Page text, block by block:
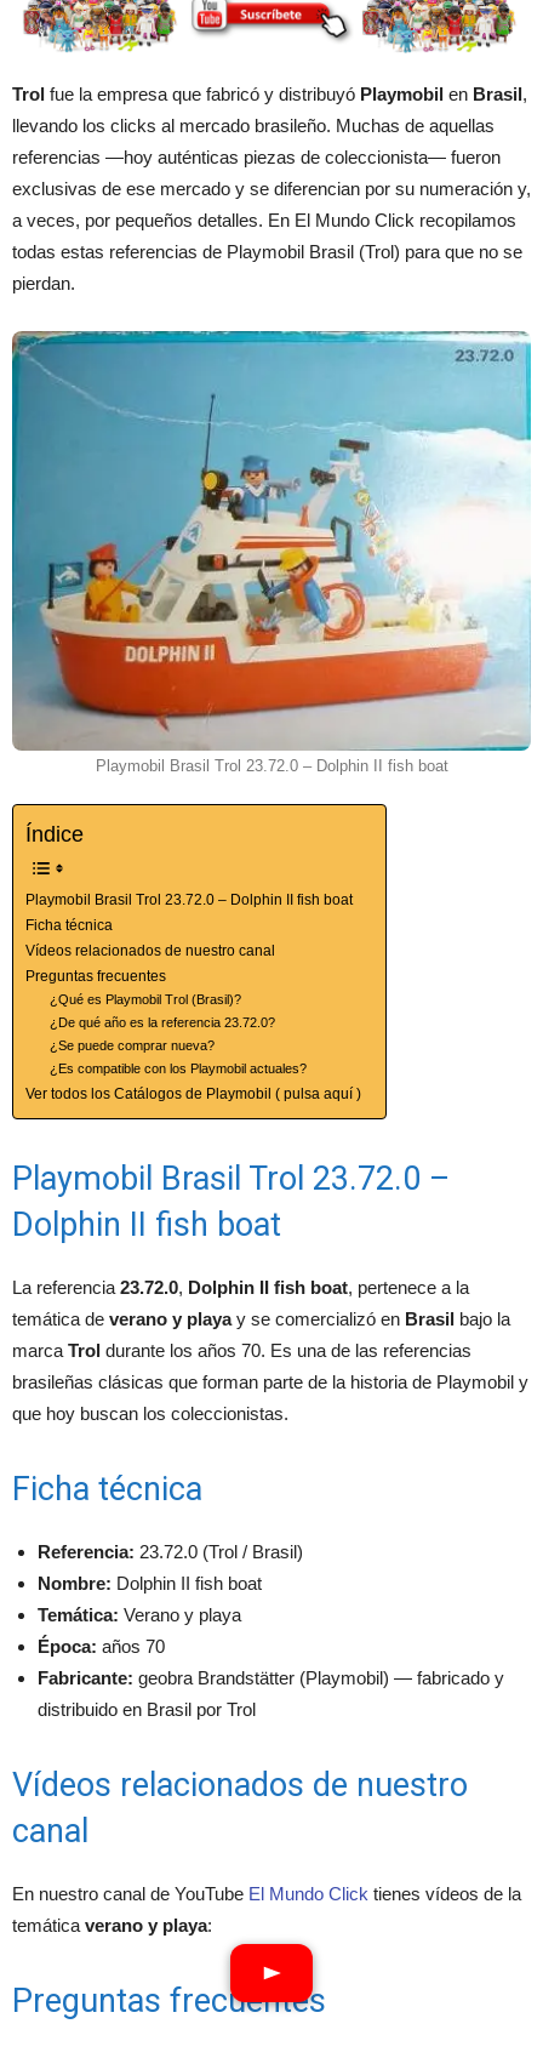
Trol fue la empresa que fabricó y distribuyó Playmobil en Brasil,
llevando los clicks al mercado brasileño. Muchas de aquellas
referencias —hoy auténticas piezas de coleccionista— fueron
exclusivas de ese mercado y se diferencian por su numeración y,
a veces, por pequeños detalles. En El Mundo Click recopilamos
todas estas referencias de Playmobil Brasil (Trol) para que no se
pierdan.
Playmobil Brasil Trol 23.72.0 – Dolphin II fish boat
Índice
Playmobil Brasil Trol 23.72.0 – Dolphin II fish boat
Ficha técnica
Vídeos relacionados de nuestro canal
Preguntas frecuentes
¿Qué es Playmobil Trol (Brasil)?
¿De qué año es la referencia 23.72.0?
¿Se puede comprar nueva?
¿Es compatible con los Playmobil actuales?
Ver todos los Catálogos de Playmobil ( pulsa aquí )
Playmobil Brasil Trol 23.72.0 –
Dolphin II fish boat
La referencia 23.72.0, Dolphin II fish boat, pertenece a la
temática de verano y playay se comercializó en Brasil bajo la
marca Trol durante los años 70. Es una de las referencias
brasileñas clásicas que forman parte de la historia de Playmobil y
que hoy buscan los coleccionistas.
Ficha técnica
Referencia: 23.72.0 (Trol / Brasil)
Nombre: Dolphin II fish boat
Temática: Verano y playa
Época: años 70
Fabricante: geobra Brandstätter (Playmobil) — fabricado y
distribuido en Brasil por Trol
Vídeos relacionados de nuestro
canal
En nuestro canal de YouTube El Mundo Click tienes vídeos de la
temática verano y playa:
Preguntas frecuentes